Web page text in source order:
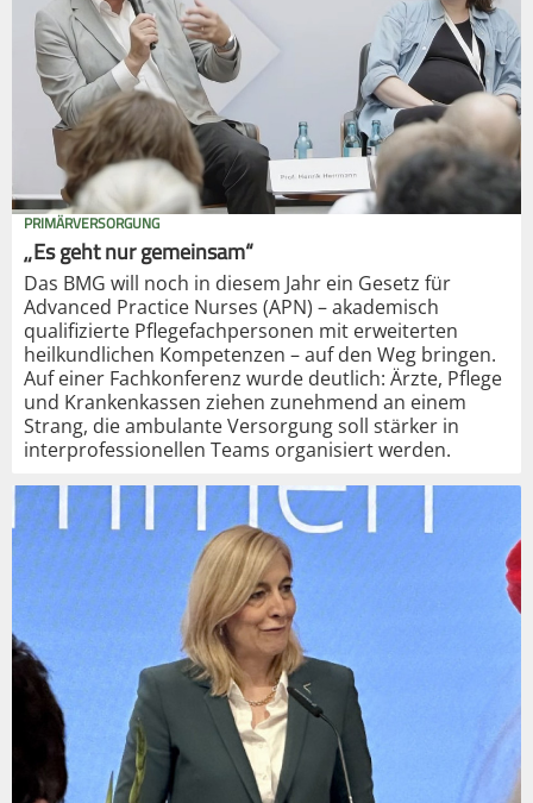
PRIMÄRVERSORGUNG
„Es geht nur gemeinsam“
Das BMG will noch in diesem Jahr ein Gesetz für
Advanced Practice Nurses (APN) – akademisch
qualifizierte Pflegefachpersonen mit erweiterten
heilkundlichen Kompetenzen – auf den Weg bringen.
Auf einer Fachkonferenz wurde deutlich: Ärzte, Pflege
und Krankenkassen ziehen zunehmend an einem
Strang, die ambulante Versorgung soll stärker in
interprofessionellen Teams organisiert werden.